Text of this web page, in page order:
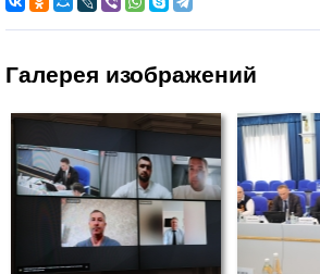
Галерея изображений